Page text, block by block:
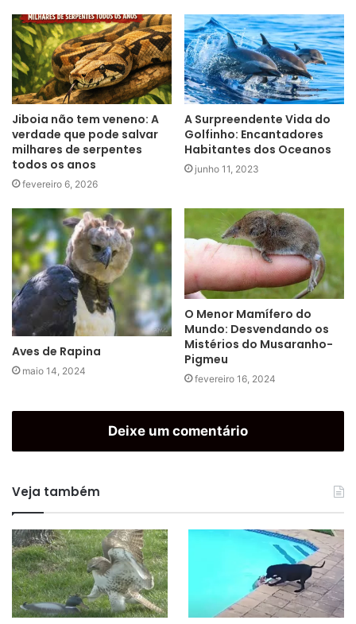
Jiboia não tem veneno: A
verdade que pode salvar
milhares de serpentes
todos os anos
fevereiro 6, 2026
A Surpreendente Vida do
Golfinho: Encantadores
Habitantes dos Oceanos
junho 11, 2023
Aves de Rapina
maio 14, 2024
O Menor Mamífero do
Mundo: Desvendando os
Mistérios do Musaranho-
Pigmeu
fevereiro 16, 2024
Deixe um comentário
Veja também